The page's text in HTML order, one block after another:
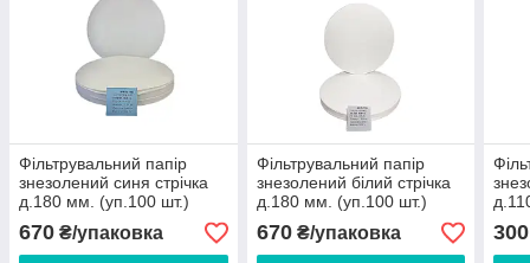
Фільтрувальний папір
знезолений синя стрічка
д.180 мм. (уп.100 шт.)
670 ₴/упаковка
Фільтрувальний папір
знезолений білий стрічка
д.180 мм. (уп.100 шт.)
670₴/упаковка 300